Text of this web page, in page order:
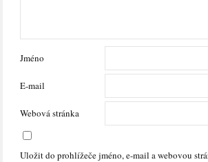
Jméno
E-mail
Webová stránka
Uložit do prohlížeče jméno, e-mail a webovou